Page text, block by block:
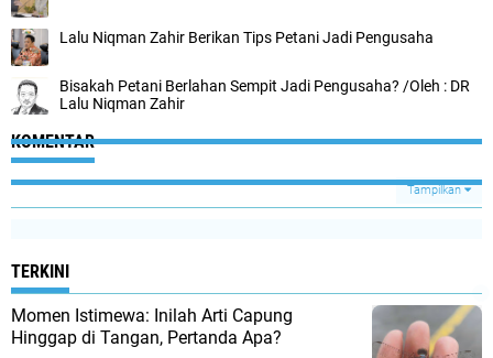
Lalu Niqman Zahir Berikan Tips Petani Jadi Pengusaha
Bisakah Petani Berlahan Sempit Jadi Pengusaha? /Oleh : DR
Lalu Niqman Zahir
KOMENTAR
Tampilkan
TERKINI
Momen Istimewa: Inilah Arti Capung
Hinggap di Tangan, Pertanda Apa?